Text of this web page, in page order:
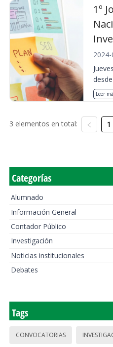
1º
Leer
3 elementos en total: 1
Categorías
Alumnado
Información General
Contador Público
Investigación
Noticias institucionales
Debates
Tags
CONVOCATORIAS